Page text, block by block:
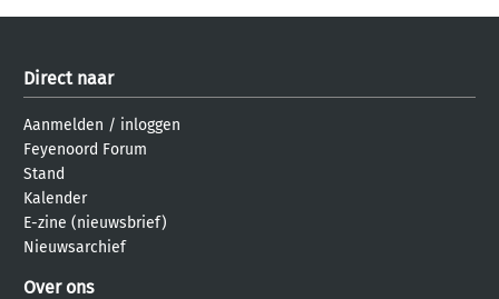
Direct naar
Aanmelden / inloggen
Feyenoord Forum
Stand
Kalender
E-zine (nieuwsbrief)
Nieuwsarchief
Over ons